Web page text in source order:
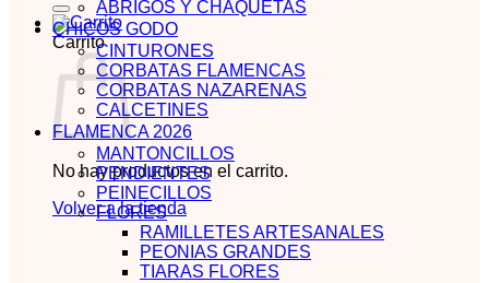
Carrito
No hay productos en el carrito.
Volver a la tienda
ABRIGOS Y CHAQUETAS
CHICOS GODO
CINTURONES
CORBATAS FLAMENCAS
CORBATAS NAZARENAS
CALCETINES
FLAMENCA 2026
MANTONCILLOS
PENDIENTES
PEINECILLOS
FLORES
RAMILLETES ARTESANALES
PEONIAS GRANDES
TIARAS FLORES